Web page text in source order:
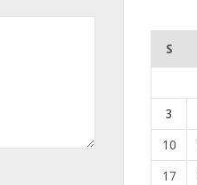
S
3
10
17